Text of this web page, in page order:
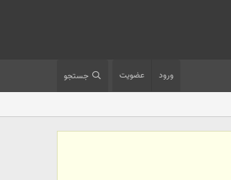
ورود عضویت جستجو